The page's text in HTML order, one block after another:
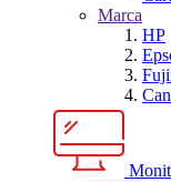
Marca
HP